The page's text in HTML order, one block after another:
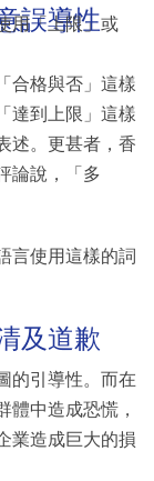
誤導性
用「上限」或
合格與否」這樣
達到上限」這樣
述。更甚者，香
論說，「多
言使用這樣的詞
及道歉
的引導性。而在
體中造成恐慌，
業造成巨大的損